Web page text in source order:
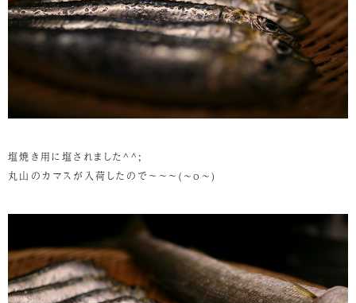
塩焼き用に塩されました^^;
丸山のカマスが入荷したので～～～(~o~)